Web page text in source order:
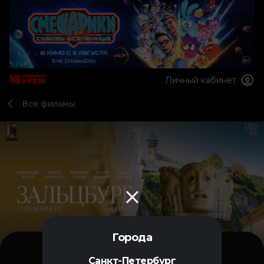
Города
Санкт-Петербург
Личный кабинет
Все фильмы